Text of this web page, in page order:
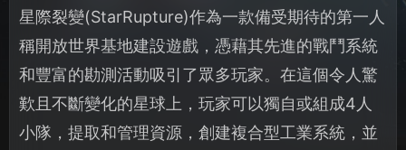
星際裂變(StarRupture)作為一款備受期待的第一人
稱開放世界基地建設遊戲，憑藉其先進的戰鬥系統
和豐富的勘測活動吸引了眾多玩家。在這個令人驚
歎且不斷變化的星球上，玩家可以獨自或組成4人
小隊，提取和管理資源，創建複合型工業系統，並